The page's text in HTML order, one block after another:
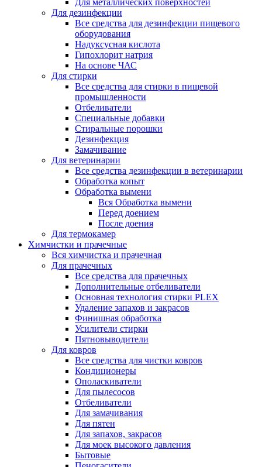
Для металлических поверхностей
Для дезинфекции
Все средства для дезинфекции пищевого
оборудования
Надуксусная кислота
Гипохлорит натрия
На основе ЧАС
Для стирки
Все средства для стирки в пищевой
промышленности
Отбеливатели
Специальные добавки
Стиральные порошки
Дезинфекция
Замачивание
Для ветеринарии
Все средства дезинфекции в ветеринарии
Обработка копыт
Обработка вымени
Вся Обработка вымени
Перед доением
После доения
Для термокамер
Химчистки и прачечные
Вся химчистка и прачечная
Для прачечных
Все средства для прачечных
Дополнительные отбеливатели
Основная технология стирки PLEX
Удаление запахов и закрасов
Финишная обработка
Усилители стирки
Пятновыводители
Для ковров
Все средства для чистки ковров
Кондиционеры
Ополаскиватели
Для пылесосов
Отбеливатели
Для замачивания
Для пятен
Для запахов, закрасов
Для моек высокого давления
Бытовые